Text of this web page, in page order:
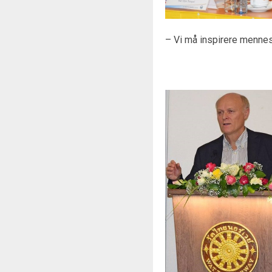
– Vi må inspirere